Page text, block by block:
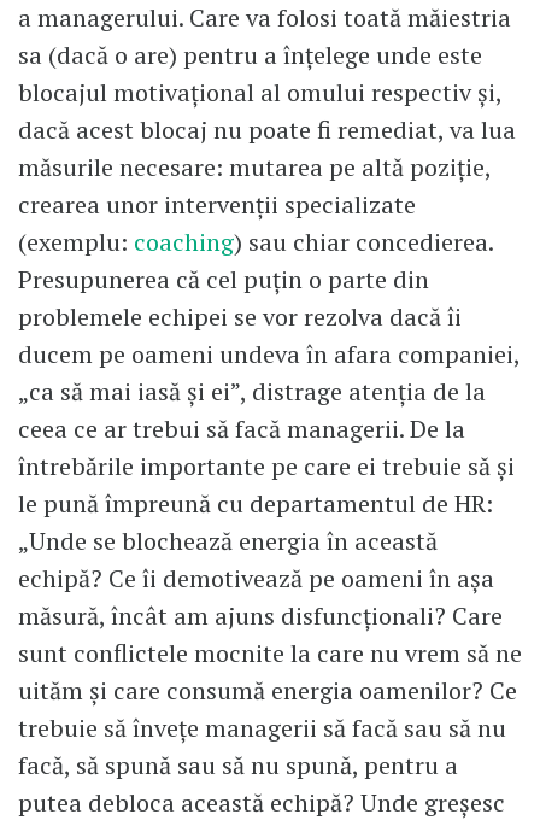
a managerului. Care va folosi toată măiestria
sa (dacă o are) pentru a înţelege unde este
blocajul motivaţional al omului respectiv şi,
dacă acest blocaj nu poate fi remediat, va lua
măsurile necesare: mutarea pe altă poziţie,
crearea unor intervenţii specializate
(exemplu: coaching) sau chiar concedierea.
Presupunerea că cel puţin o parte din
problemele echipei se vor rezolva dacă îi
ducem pe oameni undeva în afara companiei,
„ca să mai iasă şi ei”, distrage atenţia de la
ceea ce ar trebui să facă managerii. De la
întrebările importante pe care ei trebuie să şi
le pună împreună cu departamentul de HR:
„Unde se blochează energia în această
echipă? Ce îi demotivează pe oameni în aşa
măsură, încât am ajuns disfuncţionali? Care
sunt conflictele mocnite la care nu vrem să ne
uităm şi care consumă energia oamenilor? Ce
trebuie să înveţe managerii să facă sau să nu
facă, să spună sau să nu spună, pentru a
putea debloca această echipă? Unde greşesc